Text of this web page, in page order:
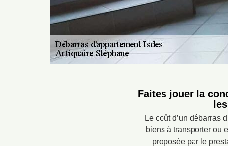
Faites jouer la
Le coût d’un débarras
biens à transporter ou
proposée par le